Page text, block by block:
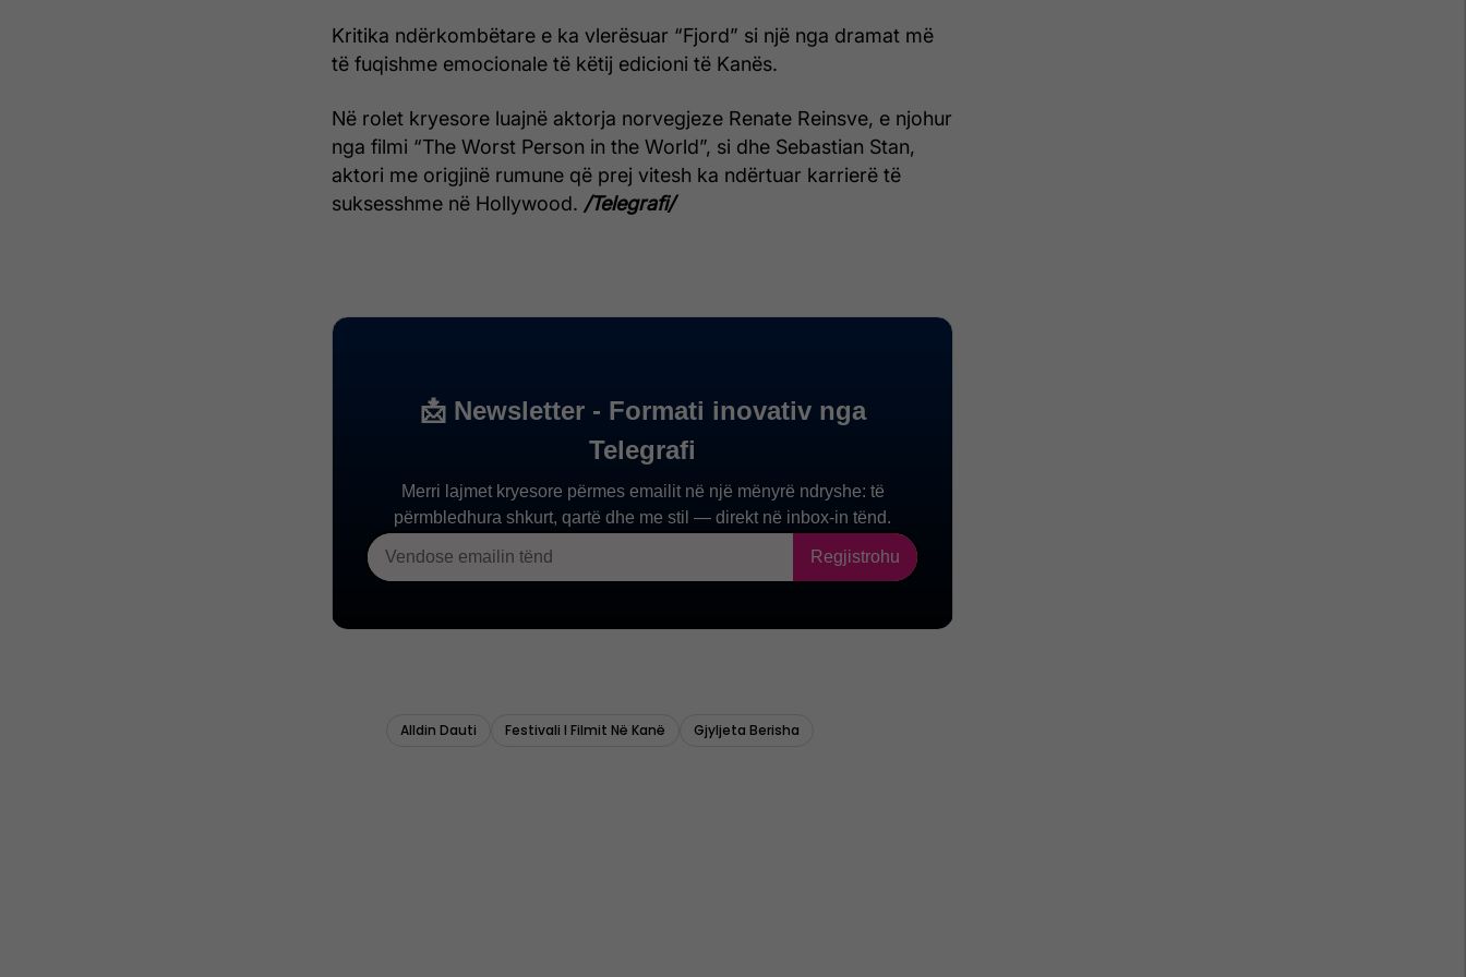
Kritika ndërkombëtare e ka vlerësuar “Fjord” si një nga dramat më
të fuqishme emocionale të këtij edicioni të Kanës.
Në rolet kryesore luajnë aktorja norvegjeze Renate Reinsve, e njohur
nga filmi “The Worst Person in the World”, si dhe Sebastian Stan,
aktori me origjinë rumune që prej vitesh ka ndërtuar karrierë të
suksesshme në Hollywood. /Telegrafi/